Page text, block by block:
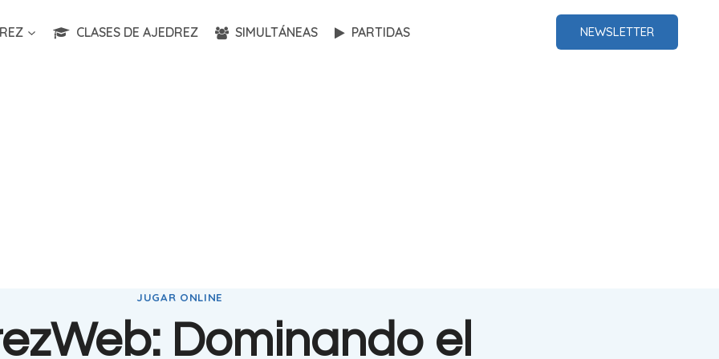
CLASES DE AJEDREZ SIMULTÁNEAS PARTIDAS NEWSLETTER
JUGAR ONLINE
Dominando el